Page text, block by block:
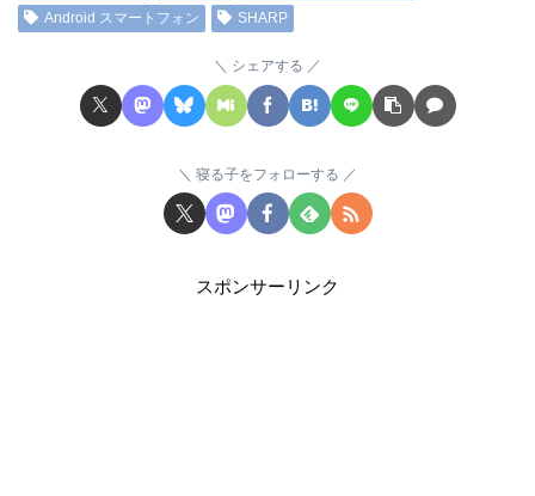
Android スマートフォン
SHARP
シェアする
寝る子をフォローする
スポンサーリンク